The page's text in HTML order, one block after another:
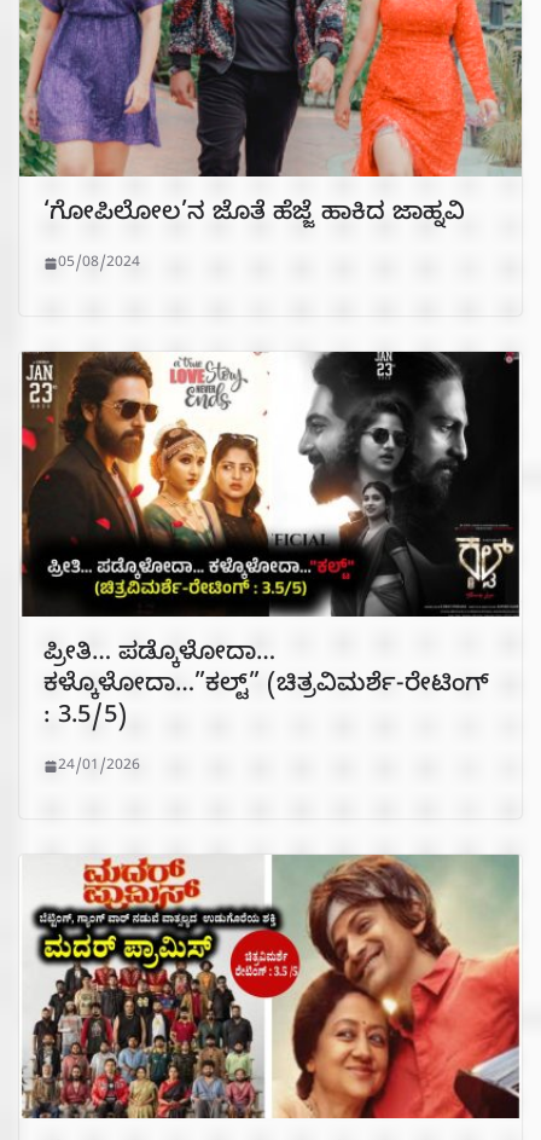
‘ಗೋಪಿಲೋಲ’ನ ಜೊತೆ ಹೆಜ್ಜೆ ಹಾಕಿದ ಜಾಹ್ನವಿ
05/08/2024
ಪ್ರೀತಿ… ಪಡ್ಕೊಳೋದಾ…
ಕಳ್ಕೊಳೋದಾ…”ಕಲ್ಟ್” (ಚಿತ್ರವಿಮರ್ಶೆ-ರೇಟಿಂಗ್
: 3.5/5)
24/01/2026